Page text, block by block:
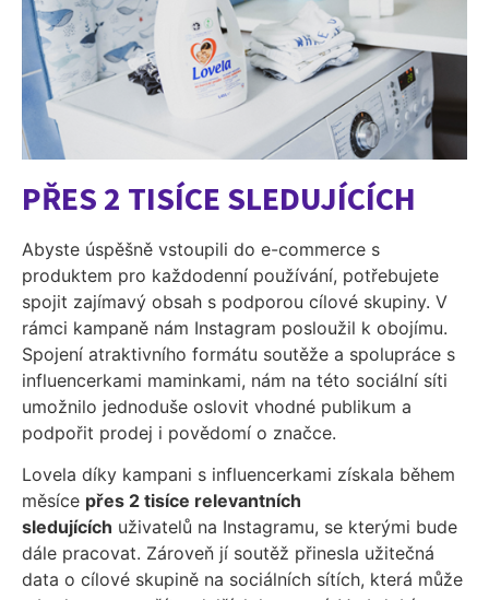
PŘES 2 TISÍCE SLEDUJÍCÍCH
Abyste úspěšně vstoupili do e-commerce s
produktem pro každodenní používání, potřebujete
spojit zajímavý obsah s podporou cílové skupiny. V
rámci kampaně nám Instagram posloužil k obojímu.
Spojení atraktivního formátu soutěže a spolupráce s
influencerkami maminkami, nám na této sociální síti
umožnilo jednoduše oslovit vhodné publikum a
podpořit prodej i povědomí o značce.
Lovela díky kampani s influencerkami získala během
měsíce přes 2 tisíce relevantních
sledujících uživatelů na Instagramu, se kterými bude
dále pracovat. Zároveň jí soutěž přinesla užitečná
data o cílové skupině na sociálních sítích, která může